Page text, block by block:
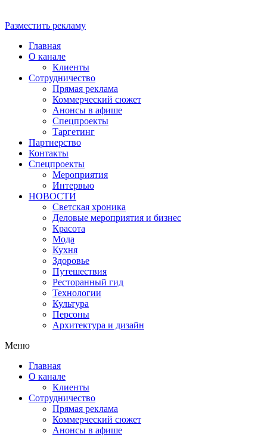
Разместить рекламу
Главная
О канале
Клиенты
Сотрудничество
Прямая реклама
Коммерческий сюжет
Анонсы в афише
Cпецпроекты
Таргетинг
Партнерство
Контакты
Спецпроекты
Мероприятия
Интервью
НОВОСТИ
Светская хроника
Деловые мероприятия и бизнес
Красота
Мода
Кухня
Здоровье
Путешествия
Ресторанный гид
Технологии
Культура
Персоны
Архитектура и дизайн
Меню
Главная
О канале
Клиенты
Сотрудничество
Прямая реклама
Коммерческий сюжет
Анонсы в афише